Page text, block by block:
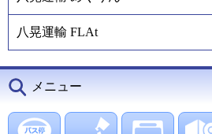
八晃運輸 FLAt
メニュー